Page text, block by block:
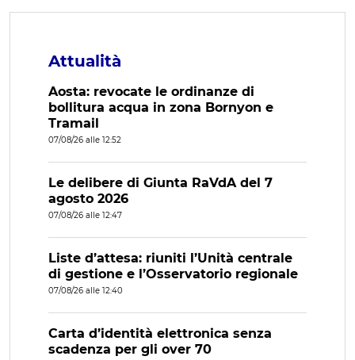
Attualità
Aosta: revocate le ordinanze di
bollitura acqua in zona Bornyon e
Tramail
07/08/26 alle 12:52
Le delibere di Giunta RaVdA del 7
agosto 2026
07/08/26 alle 12:47
Liste d’attesa: riuniti l’Unità centrale
di gestione e l’Osservatorio regionale
07/08/26 alle 12:40
Carta d’identità elettronica senza
scadenza per gli over 70